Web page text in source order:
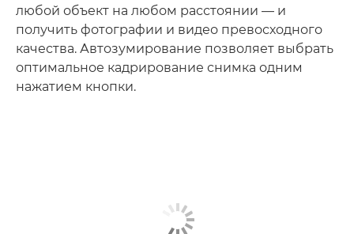
любой объект на любом расстоянии — и
получить фотографии и видео превосходного
качества. Автозумирование позволяет выбрать
оптимальное кадрирование снимка одним
нажатием кнопки.